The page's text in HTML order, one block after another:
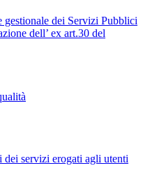
gestionale dei Servizi Pubblici
dell’ ex art.30 del
dei servizi erogati agli utenti